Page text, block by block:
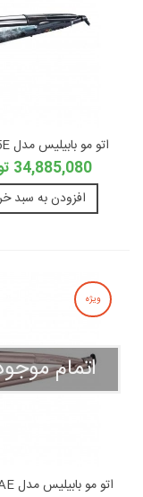
اتو مو بابیلیس مدل ST495E
34,885,080 تومان
افزودن به سبد
ویژه
اتمام
اتو مو بابیلیس مدل ST335AE